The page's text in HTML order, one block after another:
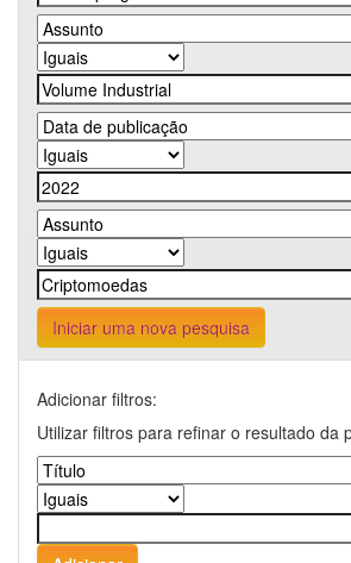
Iniciar uma nova pesquisa
Adicionar filtros:
Utilizar filtros para refinar o resultado da